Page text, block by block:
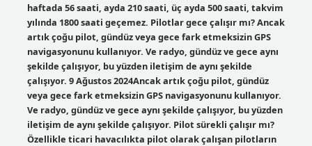
haftada 56 saati, ayda 210 saati, üç ayda 500 saati, takvim
yılında 1800 saati geçemez. Pilotlar gece çalışır mı? Ancak
artık çoğu pilot, gündüz veya gece fark etmeksizin GPS
navigasyonunu kullanıyor. Ve radyo, gündüz ve gece aynı
şekilde çalışıyor, bu yüzden iletişim de aynı şekilde
çalışıyor. 9 Ağustos 2024Ancak artık çoğu pilot, gündüz
veya gece fark etmeksizin GPS navigasyonunu kullanıyor.
Ve radyo, gündüz ve gece aynı şekilde çalışıyor, bu yüzden
iletişim de aynı şekilde çalışıyor. Pilot sürekli çalışır mı?
Özellikle ticari havacılıkta pilot olarak çalışan pilotların